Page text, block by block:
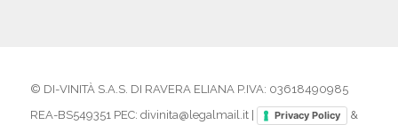
© DI-VINITÀ S.A.S. DI RAVERA ELIANA P.IVA: 03618490985
REA-BS549351 PEC: divinita@legalmail.it |
Privacy Policy &